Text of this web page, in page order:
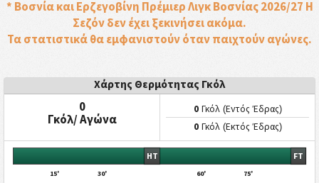
* Βοσνία και Ερζεγοβίνη Πρέμιερ Λιγκ Βοσνίας 2026/27 Η
Σεζόν δεν έχει ξεκινήσει ακόμα.
Τα στατιστικά θα εμφανιστούν όταν παιχτούν αγώνες.
Χάρτης Θερμότητας Γκόλ
0
Γκόλ/ Αγώνα
0Γκόλ (Εντός Έδρας)
0Γκόλ (Εκτός Έδρας)
15' 30'
HT
60' 75'
FT